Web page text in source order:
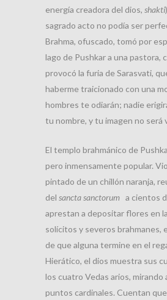
energía creadora del dios, shakti
sagrado acto no podía ser
Brahma, ofuscado, tomó por
lago de Pushkar a una pastora,
provocó la furia de Sarasvati,
haberme traicionado con una
hombres te odiarán; nadie
tu nombre, y tu imagen no será
El templo brahmánico de
pero inmensamente popular.
pintado de un chillón naranja,
del sancta sanctorum a cientos
aprestan a depositar flores en
solícitos y severos brahmanes,
de que alguna termine en el
Hierático, el dios muestra sus
los cuatro Vedas arios, mirando
puntos cardinales. Cuentan